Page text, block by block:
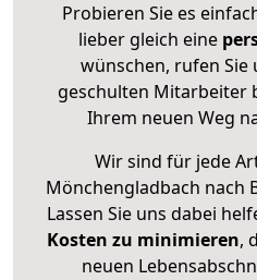
Probieren Sie es
lieber gleich eine
wünschen, rufen Sie
geschulten Mitarbeiter
Ihrem neuen Weg
Wir sind für jede
Mönchengladbach nach
Lassen Sie uns dabei
Kosten zu minimieren,
neuen